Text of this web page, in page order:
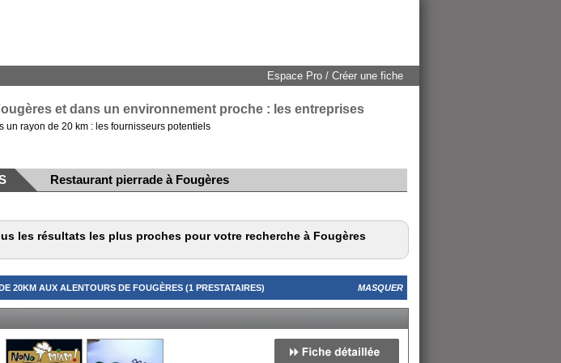
Espace Pro / Créer une fiche
et dans un environnement proche : les entreprises
un rayon de 20 km : les fournisseurs potentiels
Restaurant pierrade à Fougères
les résultats les plus proches pour votre recherche à Fougères
20KM AUX ALENTOURS DE FOUGÈRES (1 PRESTATAIRES) MASQUER